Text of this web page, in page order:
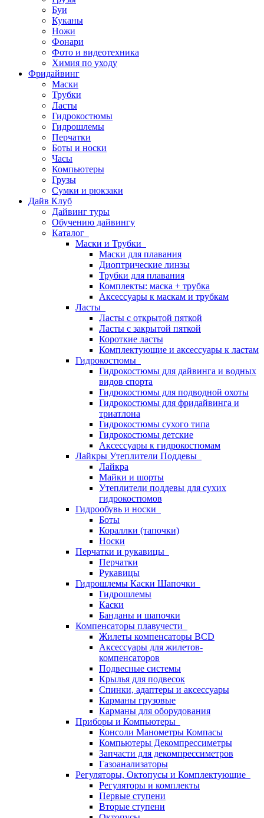
Буи
Куканы
Ножи
Фонари
Фото и видеотехника
Химия по уходу
Фридайвинг
Маски
Трубки
Ласты
Гидрокостюмы
Гидрошлемы
Перчатки
Боты и носки
Часы
Компьютеры
Грузы
Сумки и рюкзаки
Дайв Клуб
Дайвинг туры
Обучению дайвингу
Каталог
Маски и Трубки
Маски для плавания
Диоптрические линзы
Трубки для плавания
Комплекты: маска + трубка
Аксессуары к маскам и трубкам
Ласты
Ласты с открытой пяткой
Ласты с закрытой пяткой
Короткие ласты
Комплектующие и аксессуары к ластам
Гидрокостюмы
Гидрокостюмы для дайвинга и водных
видов спорта
Гидрокостюмы для подводной охоты
Гидрокостюмы для фридайвинга и
триатлона
Гидрокостюмы сухого типа
Гидрокостюмы детские
Аксессуары к гидрокостюмам
Лайкры Утеплители Поддевы
Лайкра
Майки и шорты
Утеплители поддевы для сухих
гидрокостюмов
Гидрообувь и носки
Боты
Кораллки (тапочки)
Носки
Перчатки и рукавицы
Перчатки
Рукавицы
Гидрошлемы Каски Шапочки
Гидрошлемы
Каски
Банданы и шапочки
Компенсаторы плавучести
Жилеты компенсаторы BCD
Аксессуары для жилетов-
компенсаторов
Подвесные системы
Крылья для подвесок
Спинки, адаптеры и аксессуары
Карманы грузовые
Карманы для оборудования
Приборы и Компьютеры
Консоли Манометры Компасы
Компьютеры Декомпрессиметры
Запчасти для декомпрессиметров
Газоанализаторы
Регуляторы, Октопусы и Комплектующие
Регуляторы и комплекты
Первые ступени
Вторые ступени